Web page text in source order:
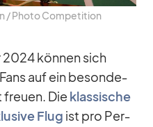
/​ Photo Com­pe­ti­tion
2024 kön­nen sich
auf ein be­son­de­
Die klas­si­sche
Flug ist pro Per­